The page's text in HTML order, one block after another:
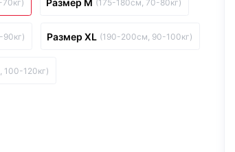
Размер M (175-180см, 70-80кг)
Размер XL (190-200см, 90-100кг)
100-120кг)